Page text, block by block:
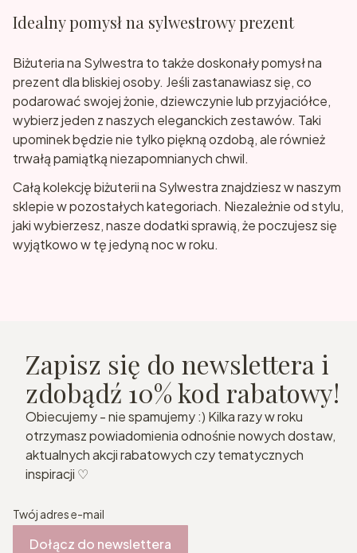
Idealny pomysł na sylwestrowy prezent
Biżuteria na Sylwestra to także doskonały pomysł na
prezent dla bliskiej osoby. Jeśli zastanawiasz się, co
podarować swojej żonie, dziewczynie lub przyjaciółce,
wybierz jeden z naszych eleganckich zestawów. Taki
upominek będzie nie tylko piękną ozdobą, ale również
trwałą pamiątką niezapomnianych chwil.
Całą kolekcję biżuterii na Sylwestra znajdziesz w naszym
sklepie w pozostałych kategoriach. Niezależnie od stylu,
jaki wybierzesz, nasze dodatki sprawią, że poczujesz się
wyjątkowo w tę jedyną noc w roku.
Zapisz się do newslettera i
zdobądź 10% kod rabatowy!
Obiecujemy - nie spamujemy :) Kilka razy w roku
otrzymasz powiadomienia odnośnie nowych dostaw,
aktualnych akcji rabatowych czy tematycznych
inspiracji ♡
Twój adres e-mail
Dołącz do newslettera